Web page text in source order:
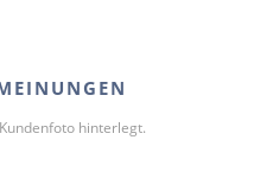
hinterlegt.